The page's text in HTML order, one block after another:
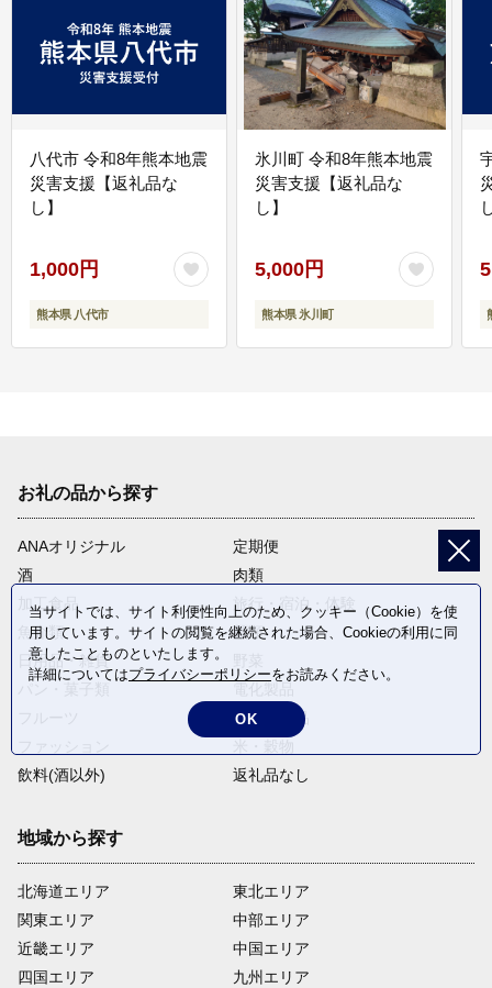
八代市 令和8年熊本地震
災害支援【返礼品な
し】
1,000円
熊本県 八代市
氷川町 令和8年熊本地震
災害支援【返礼品な
し】
5,000円
熊本県 氷川町
お礼の品から探す
ANAオリジナル
定期便
酒
肉類
加工食品
旅行・宿泊・体験
魚介類
麺類
日用品・雑貨
卵・乳製品
飲料(酒以外)
返礼品なし
地域から探す
北海道エリア
関東エリア
近畿エリア
四国エリア
東北エリア
中部エリア
中国エリア
九州エリア
当サイトでは、サイト利便性向上のため、クッキー（Cookie）を使
用しています。サイトの閲覧を継続された場合、Cookieの利用に同
意したことものといたします。
詳細についてはプライバシーポリシーをお読みください。
OK